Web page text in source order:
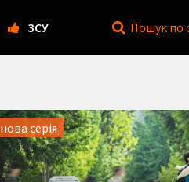
ЗСУ Пошук по
нова серія